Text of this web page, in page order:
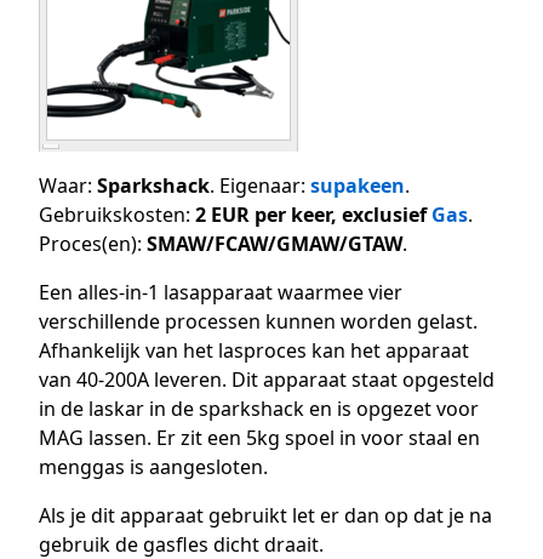
Waar: Sparkshack. Eigenaar: supakeen.
Gebruikskosten: 2 EUR per keer, exclusiefGas.
Proces(en): SMAW/FCAW/GMAW/GTAW.
Een alles-in-1 lasapparaat waarmee vier
verschillende processen kunnen worden gelast.
Afhankelijk van het lasproces kan het apparaat
van 40-200A leveren. Dit apparaat staat opgesteld
in de laskar in de sparkshack en is opgezet voor
MAG lassen. Er zit een 5kg spoel in voor staal en
menggas is aangesloten.
Als je dit apparaat gebruikt let er dan op dat je na
gebruik de gasfles dicht draait.